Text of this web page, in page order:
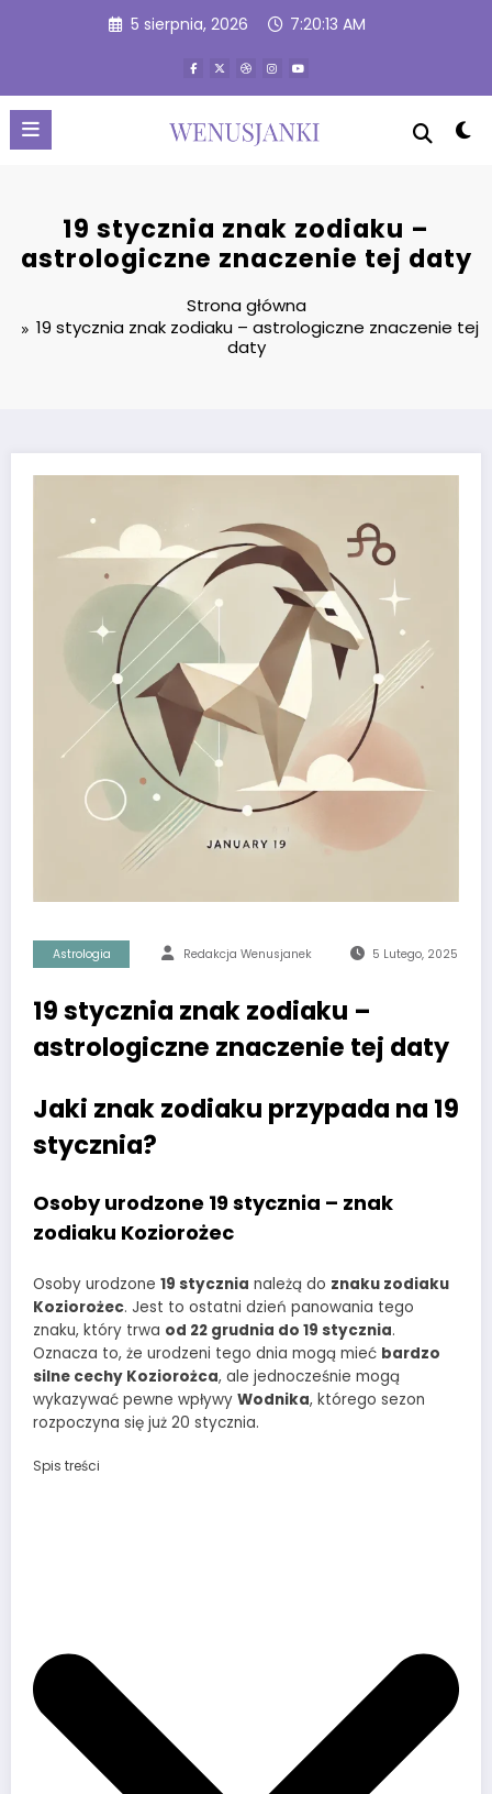
5 sierpnia, 2026 7:20:14 AM
19 stycznia znak zodiaku –
astrologiczne znaczenie tej daty
Strona główna
19 stycznia znak zodiaku – astrologiczne znaczenie tej
daty
Astrologia Redakcja Wenusjanek 5 Lutego, 2025
19 stycznia znak zodiaku –
astrologiczne znaczenie tej daty
Jaki znak zodiaku przypada na 19
stycznia?
Osoby urodzone 19 stycznia – znak
zodiaku Koziorożec
Osoby urodzone 19 stycznia należą do znaku zodiaku
Koziorożec. Jest to ostatni dzień panowania tego
znaku, który trwa od 22 grudnia do 19 stycznia.
Oznacza to, że urodzeni tego dnia mogą mieć bardzo
silne cechy Koziorożca, ale jednocześnie mogą
wykazywać pewne wpływy Wodnika, którego sezon
rozpoczyna się już 20 stycznia.
Spis treści